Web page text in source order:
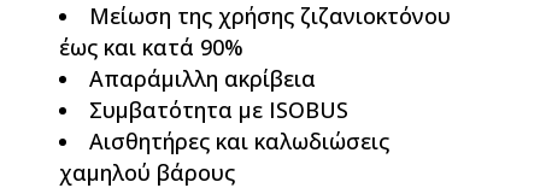
Μείωση της χρήσης ζιζανιοκτόνου
έως και κατά 90%
Απαράμιλλη ακρίβεια
Συμβατότητα με ISOBUS
Αισθητήρες και καλωδιώσεις
χαμηλού βάρους